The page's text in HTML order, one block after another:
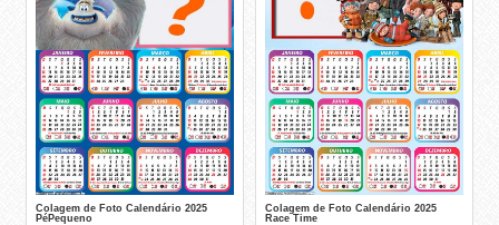
Colagem de Foto Calendário 2025
PéPequeno
Colagem de Foto Calendário 2025
Race Time